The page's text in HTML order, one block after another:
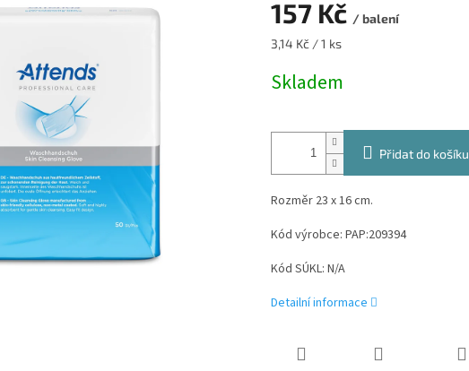
157 Kč / balení
Měrná
3,14 Kč / 1 ks
Skladem
Přidat do košíku
Rozměr 23 x 16 cm.
Kód výrobce: PAP:209394
Kód SÚKL: N/A
Detailní informace